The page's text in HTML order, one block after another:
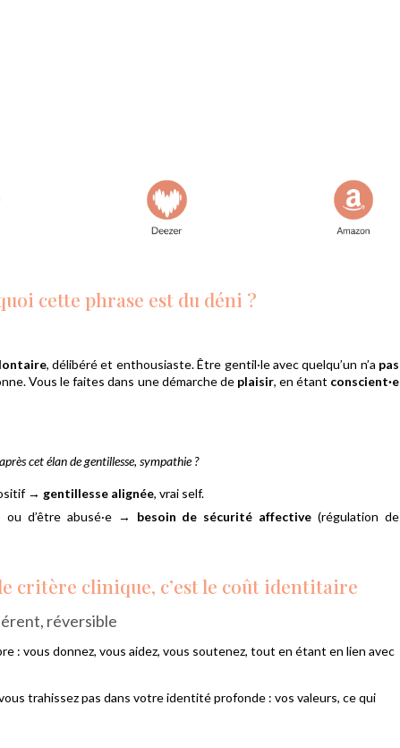
cette phrase est du déni ?
, délibéré et enthousiaste. Être gentil·le avec quelqu’un n’a pas
Vous le faites dans une démarche de plaisir, en étant conscient·e
cet élan de gentillesse, sympathie ?
→ gentillesse alignée, vrai self.
ou d’être abusé·e → besoin de sécurité affective (régulation de
critère clinique, c’est le coût identitaire
réversible
: vous donnez, vous aidez, vous soutenez, tout en étant en lien avec
trahissez pas dans votre identité profonde : vos valeurs, ce qui